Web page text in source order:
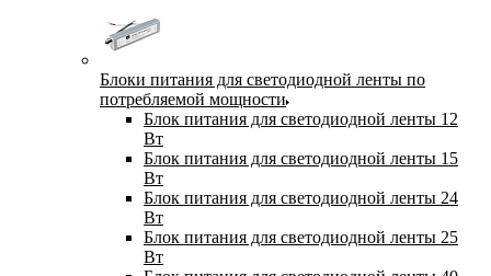
Блоки питания для светодиодной ленты по
потребляемой мощности
Блок питания для светодиодной ленты 12
Вт
Блок питания для светодиодной ленты 15
Вт
Блок питания для светодиодной ленты 24
Вт
Блок питания для светодиодной ленты 25
Вт